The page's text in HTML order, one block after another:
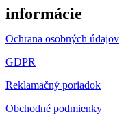
informácie
Ochrana osobných údajov
GDPR
Reklamačný poriadok
Obchodné podmienky